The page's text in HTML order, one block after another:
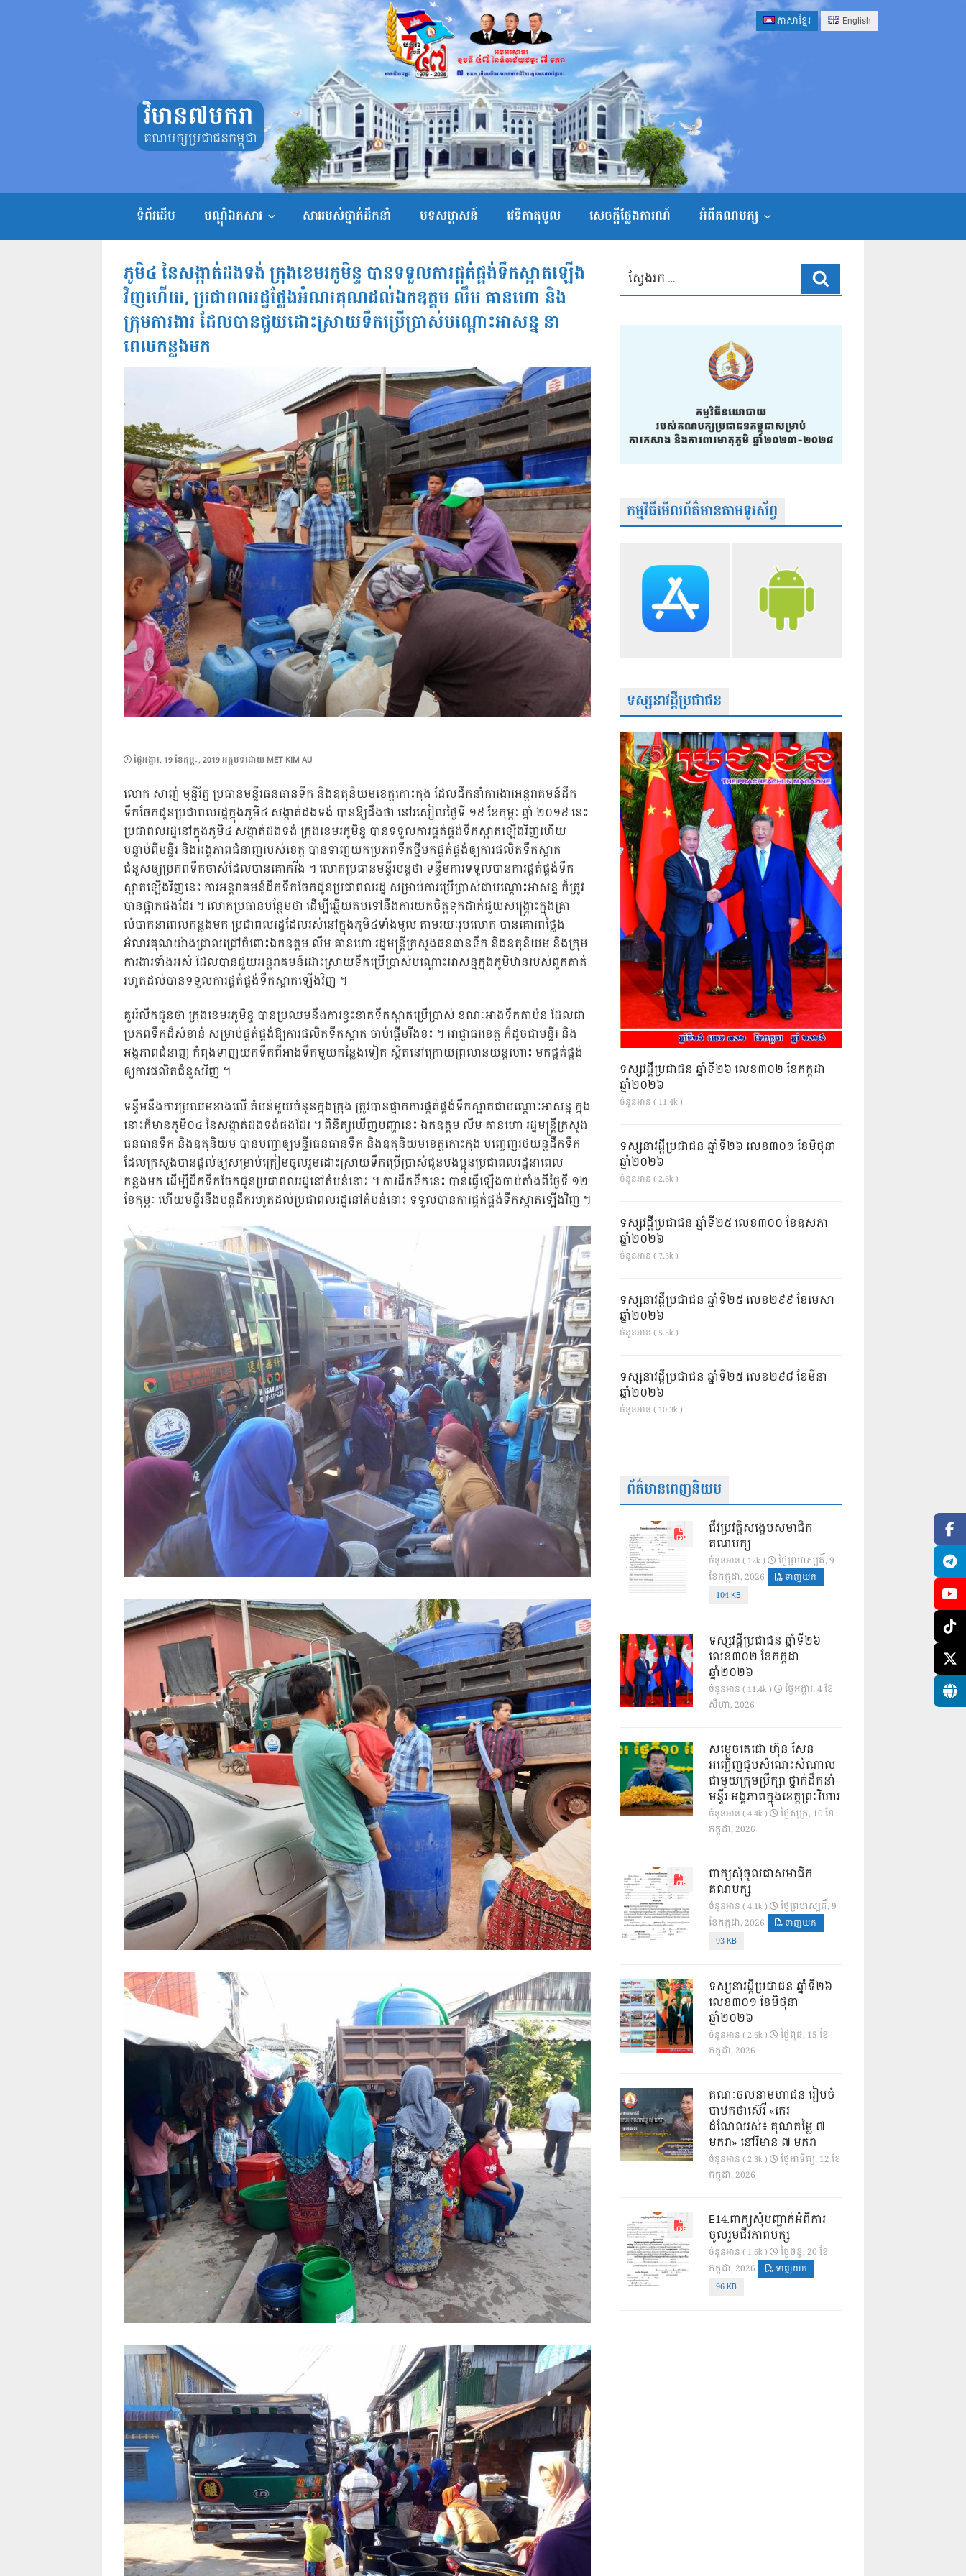
ភាសាខ្មែរ English
វិមាន៧មករា
គណបក្សប្រជាជនកម្ពុជា
ទំព័រដើម បណ្តុំឯកសារ សាររបស់ថ្នាក់ដឹកនាំ បទសម្ភាសន៍ វេទិកាតុមូល សេចក្ដីថ្លែងការណ៍ អំពីគណបក្ស
ភូមិ៤ នៃសង្កាត់ដងទង់ ក្រុងខេមរភូមិន្ទ បានទទួលការផ្តត់ផ្គង់ទឹកស្អាតឡើង
វិញហើយ, ប្រជាពលរដ្ឋថ្លែងអំណរគុណដល់ឯកឧត្តម លឹម គានហោ និង
ក្រុមការងារ ដែលបានជួយដោះស្រាយទឹកប្រើប្រាស់បណ្តោះអាសន្ន នា
ពេលកន្លងមក
POSTED
ថ្ងៃ​អង្គារ, 19 ខែ​កុម្ភៈ, 2019អត្ថបទដោយ MET KIM AU
លោក សាញ់ មុន្នីរ័ត្ន ប្រធានមន្ទីរធនធានទឹក និងឧតុនិយមខេត្តកោះកុង ដែលដឹកនាំការងារអន្តរាគមន៍ដឹក
ទឹកចែកជូនប្រជាពលរដ្ឋក្នុងភូមិ៤ សង្កាត់ដងទង់ បានឱ្យដឹងថា នៅរសៀលថ្ងៃទី ១៩ ខែកុម្ភៈ ឆ្នាំ ២០១៩ នេះ
ប្រជាពលរដ្ឋនៅក្នុងភូមិ៤ សង្កាត់ដងទង់ ក្រុងខេមរភូមិន្ទ បានទទួលការផ្គត់ផ្គង់ទឹកស្អាតឡើងវិញហើយ
បន្ទាប់ពីមន្ទីរ និងអង្គភាពជំនាញរបស់ខេត្ត បានទាញយកប្រភពទឹកថ្មីមកផ្គត់ផ្គង់ឲ្យការផលិតទឹកស្អាត
ជំនួសឲ្យប្រភពទឹកចាស់ដែលបានគោករីង ។ លោកប្រធានមន្ទីរបន្តថា ទន្ទឹមការទទួលបានការផ្គត់ផ្គង់ទឹក
ស្អាតឡើងវិញនេះ ការអន្តរាគមន៍ដឹកទឹកចែកជូនប្រជាពលរដ្ឋ សម្រាប់ការប្រើប្រាស់ជាបណ្តោះអាសន្ន ក៏ត្រូវ
បានផ្អាកផងដែរ ។ លោកប្រធានបន្ថែមថា ដើម្បីឆ្លើយតបទៅនឹងការយកចិត្តទុកដាក់ជួយសង្គ្រោះក្នុងគ្រា
លំបាកនាពេលកន្លងមក ប្រជាពលរដ្ឋដែលរស់នៅក្នុងភូមិ៤ទាំងមូល តាមរយៈរូបលោក បានគោរពថ្លៃង
អំណរគុណយ៉ាងជ្រាលជ្រៅចំពោះឯកឧត្តម លឹម គានហោ រដ្ឋមន្ត្រីក្រសួងធនធានទឹក និងឧតុនិយម និងក្រុម
ការងារទាំងអស់ ដែលបានជួយអន្តរាគមន៍ដោះស្រាយទឹកប្រើប្រាស់បណ្តោះអាសន្នក្នុងភូមិឋានរបស់ពួកគាត់
រហូតដល់បានទទួលការផ្គត់ផ្គង់ទឹកស្អាតឡើងវិញ ។
គួររំលឹកជូនថា ក្រុងខេមរភូមិន្ទ បានប្រឈមនឹងការខ្វះខាតទឹកស្អាតប្រើប្រាស់ ខណៈអាងទឹកតាប៉ន ដែលជា
ប្រភពទឹកដ៏សំខាន់ សម្រាប់ផ្គត់ផ្គង់ឱ្យការផលិតទឹកស្អាត ចាប់ផ្តើមរីងខះ ។ អាជ្ញាធរខេត្ត ក៏ដូចជាមន្ទីរ និង
អង្គភាពជំនាញ កំពុងទាញយកទឹកពីអាងទឹកមួយកន្លែងទៀត ស្ថិតនៅក្រោយព្រលានយន្តហោះ មកផ្គត់ផ្គង់
ឲ្យការផលិតជំនួសវិញ ។
ទន្ទឹមនឹងការប្រឈមខាងលើ តំបន់មួយចំនួនក្នុងក្រុង ត្រូវបានផ្អាកការផ្គត់ផ្គង់ទឹកស្អាតជាបណ្តោះអាសន្ន ក្នុង
នោះក៏មានភូមិ០៤ នៃសង្កាត់ដងទង់ផងដែរ ។ ពិនិត្យឃើញបញ្ហានេះ ឯកឧត្តម លឹម គានហោ រដ្ឋមន្ត្រីក្រសួង
ធនធានទឹក និងឧតុនិយម បានបញ្ជាឲ្យមន្ទីរធនធានទឹក និងឧតុនិយមខេត្តកោះកុង បញ្ចេញរថយន្តដឹកទឹក
ដែលក្រសួងបានផ្តល់ឲ្យសម្រាប់ត្រៀមចូលរួមដោះស្រាយទឹកប្រើប្រាស់ជូនបងប្អូនប្រជាពលរដ្ឋនាពេល
កន្លងមក ដើម្បីដឹកទឹកចែកជូនប្រជាពលរដ្ឋនៅតំបន់នោះ ។ ការដឹកទឹកនេះ បានធ្វើឡើងចាប់តាំងពីថ្ងៃទី ១២
ខែកុម្ភៈ ហើយមន្ទីរនឹងបន្តដឹករហូតដល់ប្រជាពលរដ្ឋនៅតំបន់នោះ ទទួលបានការផ្គត់ផ្គង់ទឹកស្អាតឡើងវិញ ។
កម្មវិធីមើលព័ត៌មានតាមទូរស័ព្វ
ទស្សនាវដ្តីប្រជាជន
ទស្សវដ្តីប្រជាជន ឆ្នាំទី២៦ លេខ៣០២ ខែកក្កដា
ឆ្នាំ២០២៦
ចំនួនអាន ( 11.4k )
ទស្សនាវដ្ដីប្រជាជន ឆ្នាំទី២៦ លេខ៣០១ ខែមិថុនា
ឆ្នាំ២០២៦
ចំនួនអាន ( 2.6k )
ទស្សវដ្តីប្រជាជន ឆ្នាំទី២៥ លេខ៣០០ ខែឧសភា
ឆ្នាំ២០២៦
ចំនួនអាន ( 7.3k )
ទស្សនាវដ្ដីប្រជាជន ឆ្នាំទី២៥ លេខ២៩៩ ខែមេសា
ឆ្នាំ២០២៦
ចំនួនអាន ( 5.5k )
ទស្សនាវដ្ដីប្រជាជន ឆ្នាំទី២៥ លេខ២៩៨ ខែមីនា
ឆ្នាំ២០២៦
ចំនួនអាន ( 10.3k )
ព័ត៌មានពេញនិយម
ជីវប្រវត្តិសង្ខេបសមាជិក
គណបក្ស
ចំនួនអាន ( 12k )
ថ្ងៃ​ព្រហស្បតិ៍, 9
ខែ​កក្កដា, 2026
ទាញយក
104 KB
ទស្សវដ្តីប្រជាជន ឆ្នាំទី២៦
លេខ៣០២ ខែកក្កដា
ឆ្នាំ២០២៦
ចំនួនអាន ( 11.4k )
ថ្ងៃ​អង្គារ, 4 ខែ​
សីហា, 2026
សម្តេចតេជោ ហ៊ុន សែន
អញ្ជើញជួបសំណេះសំណាល
ជាមួយក្រុមប្រឹក្សា ថ្នាក់ដឹកនាំ
មន្ទីរ អង្គភាពក្នុងខេត្តព្រះវិហារ
ចំនួនអាន ( 4.4k )
ថ្ងៃ​សុក្រ, 10 ខែ​
កក្កដា, 2026
ពាក្យសុំចូលជាសមាជិក
គណបក្ស
ចំនួនអាន ( 4.1k )
ថ្ងៃ​ព្រហស្បតិ៍, 9
ខែ​កក្កដា, 2026
ទាញយក
93 KB
ទស្សនាវដ្ដីប្រជាជន ឆ្នាំទី២៦
លេខ៣០១ ខែមិថុនា
ឆ្នាំ២០២៦
ចំនួនអាន ( 2.6k )
ថ្ងៃ​ពុធ, 15 ខែ​
កក្កដា, 2026
គណៈចលនាមហាជន រៀបចំ
បាឋកថាស៊េរី «កេរ
ដំណែលរស់៖ គុណតម្លៃ ៧
មករា» នៅវិមាន ៧ មករា
ចំនួនអាន ( 2.3k )
ថ្ងៃ​អាទិត្យ, 12 ខែ​
កក្កដា, 2026
E14.ពាក្យសុំបញ្ជាក់អំពីការ
ចូលរួមជីវភាពបក្ស
ចំនួនអាន ( 1.6k )
ថ្ងៃ​ចន្ទ, 20 ខែ​
កក្កដា, 2026
ទាញយក
96 KB